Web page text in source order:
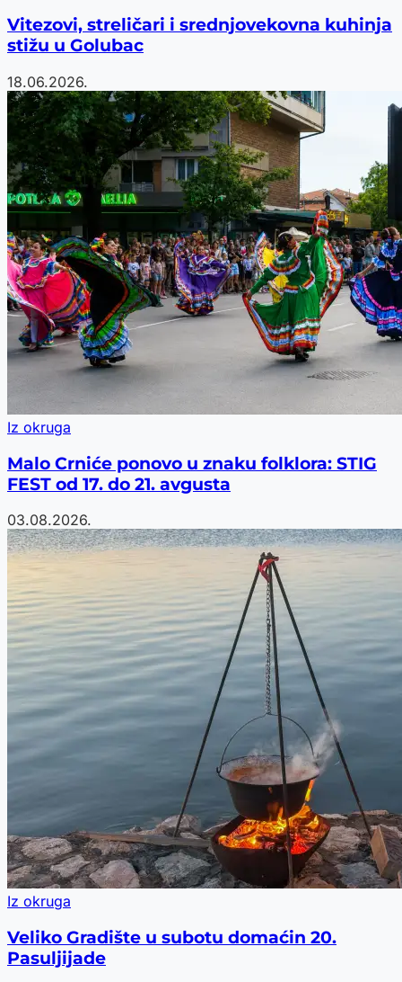
Vitezovi, streličari i srednjovekovna kuhinja
stižu u Golubac
18.06.2026.
Iz okruga
Malo Crniće ponovo u znaku folklora: STIG
FEST od 17. do 21. avgusta
03.08.2026.
Iz okruga
Veliko Gradište u subotu domaćin 20.
Pasuljijade